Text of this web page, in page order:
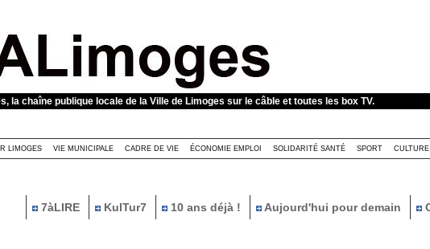
la chaîne publique locale de la Ville de Limoges sur le câble et toutes les box TV.
LIMOGES VIE MUNICIPALE CADRE DE VIE ÉCONOMIE EMPLOI SOLIDARITÉ SANTÉ SPORT CULTURE
7àLIRE KulTur7 10 ans déjà ! Aujourd'hui pour demain